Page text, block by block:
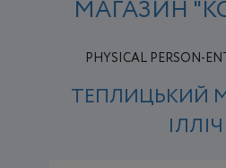
МАГАЗИН
PHYSICAL PERSON-
ТЕПЛИЦЬКИЙ
ІЛЛІЧ